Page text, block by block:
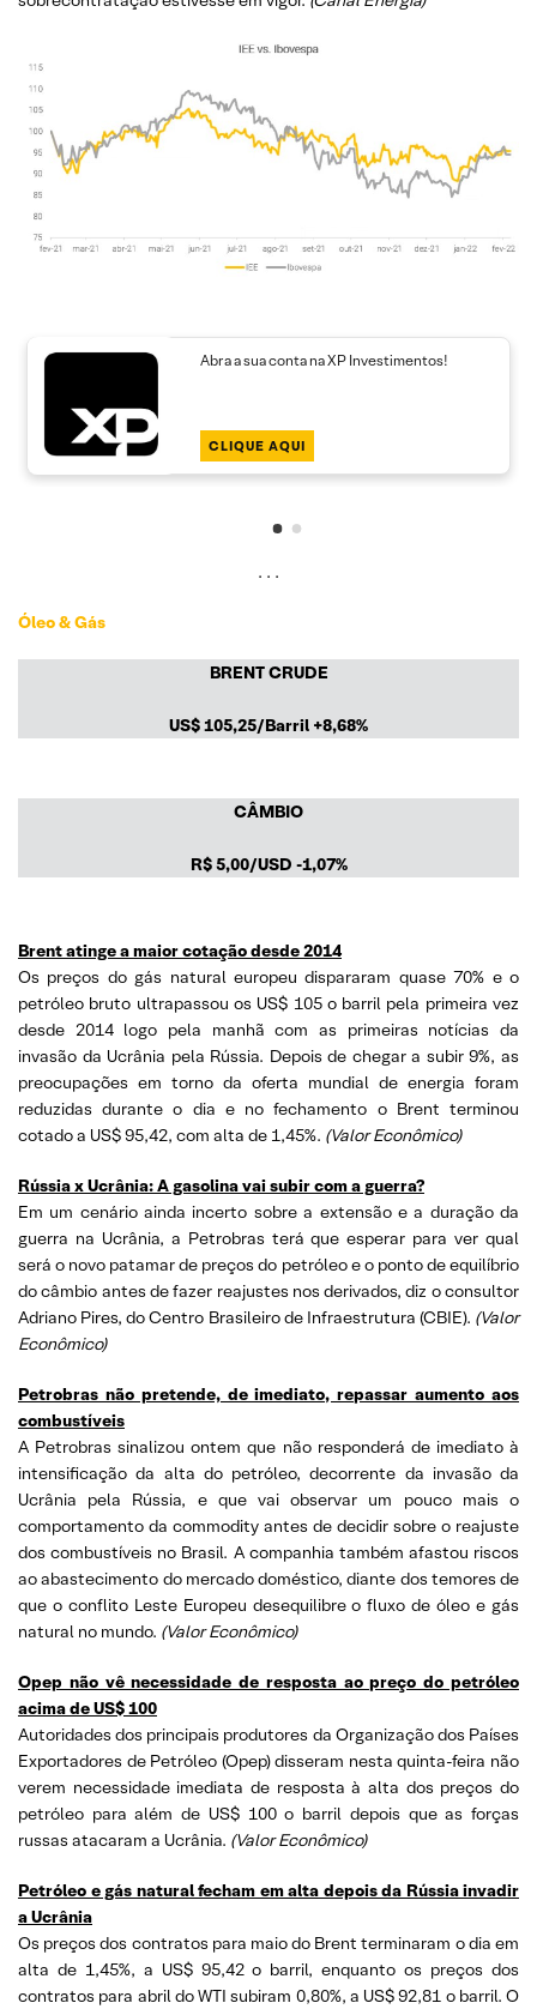
Abra a sua conta na XP Investimentos!
CLIQUE AQUI
. . .
Óleo & Gás
BRENT CRUDE
US$105,25/Barril +8,68%
CÂMBIO
R$5,00/USD -1,07%
Brent atinge a maior cotação desde 2014
Os preços do gás natural europeu dispararam quase 70% e o
petróleo bruto ultrapassou os US$ 105 o barril pela primeira vez
desde 2014 logo pela manhã com as primeiras notícias da
invasão da Ucrânia pela Rússia. Depois de chegar a subir 9%, as
preocupações em torno da oferta mundial de energia foram
reduzidas durante o dia e no fechamento o Brent terminou
cotado a US$ 95,42, com alta de 1,45%. (Valor Econômico)
Rússia x Ucrânia: A gasolina vai subir com a guerra?
Em um cenário ainda incerto sobre a extensão e a duração da
guerra na Ucrânia, a Petrobras terá que esperar para ver qual
será o novo patamar de preços do petróleo e o ponto de equilíbrio
do câmbio antes de fazer reajustes nos derivados, diz o consultor
Adriano Pires, do Centro Brasileiro de Infraestrutura (CBIE). (Valor
Econômico)
Petrobras não pretende, de imediato, repassar aumento aos
combustíveis
A Petrobras sinalizou ontem que não responderá de imediato à
intensificação da alta do petróleo, decorrente da invasão da
Ucrânia pela Rússia, e que vai observar um pouco mais o
comportamento da commodity antes de decidir sobre o reajuste
dos combustíveis no Brasil. A companhia também afastou riscos
ao abastecimento do mercado doméstico, diante dos temores de
que o conflito Leste Europeu desequilibre o fluxo de óleo e gás
natural no mundo. (Valor Econômico)
Opep não vê necessidade de resposta ao preço do petróleo
acima de US$ 100
Autoridades dos principais produtores da Organização dos Países
Exportadores de Petróleo (Opep) disseram nesta quinta-feira não
verem necessidade imediata de resposta à alta dos preços do
petróleo para além de US$ 100 o barril depois que as forças
russas atacaram a Ucrânia. (Valor Econômico)
Petróleo e gás natural fecham em alta depois da Rússia invadir
a Ucrânia
Os preços dos contratos para maio do Brent terminaram o dia em
alta de 1,45%, a US$ 95,42 o barril, enquanto os preços dos
contratos para abril do WTI subiram 0,80%, a US$ 92,81 o barril. O